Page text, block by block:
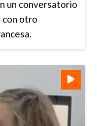
un conversatorio
con otro